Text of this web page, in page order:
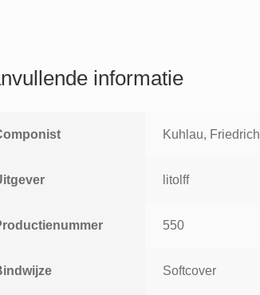
informatie
Kuhlau, Friedrich
litolff
550
Softcover